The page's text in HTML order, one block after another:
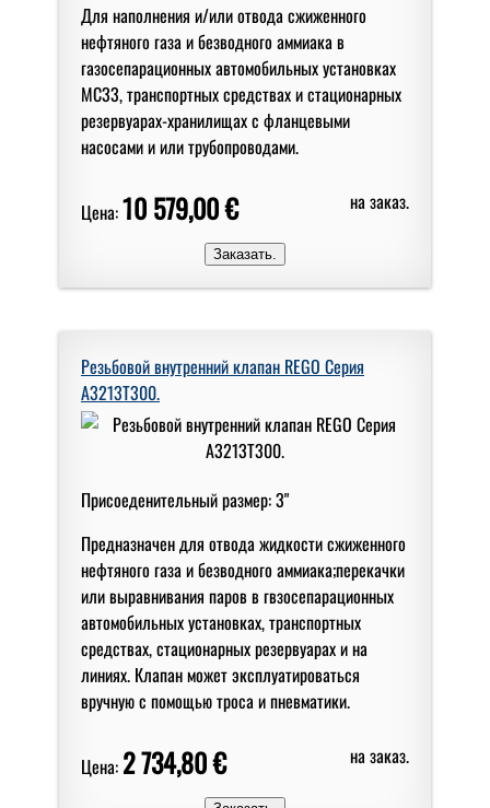
Для наполнения и/или отвода сжиженного
нефтяного газа и безводного аммиака в
газосепарационных автомобильных установках
МС33, транспортных средствах и стационарных
резервуарах-хранилищах с фланцевыми
насосами и или трубопроводами.
Цена:10 579,00 € на заказ.
Резьбовой внутренний клапан REGO Серия
A3213T300.
Присоеденительный размер: 3"
Предназначен для отвода жидкости сжиженного
нефтяного газа и безводного аммиака;перекачки
или выравнивания паров в гвзосепарационных
автомобильных установках, транспортных
средствах, стационарных резервуарах и на
линиях. Клапан может эксплуатироваться
вручную с помощью троса и пневматики.
Цена: 2 734,80 € на заказ.